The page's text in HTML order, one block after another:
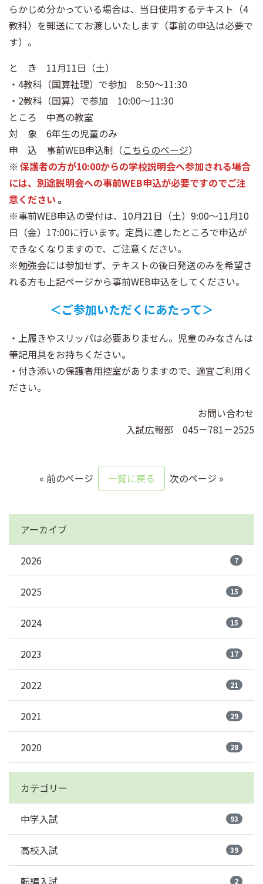
らかじめ分かっている場合は、当日使用するテキスト（4
教科）を郵送にてお渡しいたします（事前の申込は必要で
す）。
と き 11月11日（土）
・4教科（国算社理）で参加 8:50～11:30
・2教科（国算）で参加 10:00～11:30
ところ 中高の教室
対 象 6年生の児童のみ
申 込 事前WEB申込制（こちらのページ）
※ 保護者の方が10:00からの学校説明会へ参加される場合
には、別途説明会への事前WEB申込が必要ですのでご注
意ください。
※事前WEB申込の受付は、10月21日（土）9:00～11月10
日（金）17:00に行います。定員に達したところで申込が
できなくなりますので、ご注意ください。
※勉強会には参加せず、テキストの後日発送のみを希望さ
れる方も上記ページから事前WEB申込をしてください。
＜ご参加いただくにあたって＞
・上履きやスリッパは必要ありません。児童のみなさんは
筆記用具をお持ちください。
・付き添いの保護者用控室がありますので、適宜ご利用く
ださい。
お問い合わせ
入試広報部 045－781－2525
« 前のページ 一覧に戻る 次のページ »
アーカイブ
2026 7
2025 15
2024 15
2023 17
2022 21
2021 29
2020 28
カテゴリー
中学入試 93
高校入試 39
転編入試 2